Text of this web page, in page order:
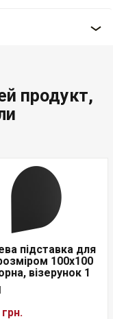
продукт,
підставка для
100х100
візерунок 1